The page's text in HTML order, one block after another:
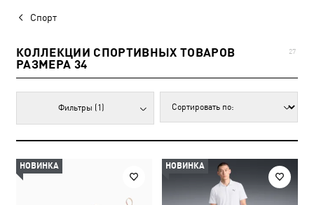
Спорт
КОЛЛЕКЦИИ СПОРТИВНЫХ ТОВАРОВ
РАЗМЕРА 34
27
Фильтры (1)
НОВИНКА НОВИНКА